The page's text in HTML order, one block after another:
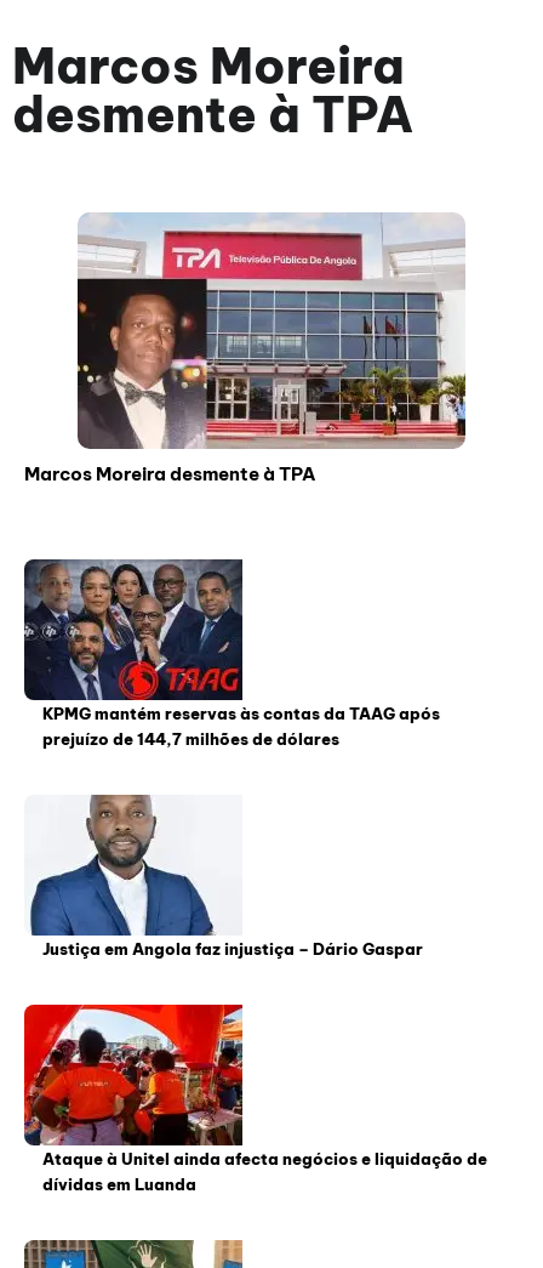
Marcos Moreira
desmente à TPA
Marcos Moreira desmente à TPA
KPMG mantém reservas às contas da TAAG após
prejuízo de 144,7 milhões de dólares
Justiça em Angola faz injustiça – Dário Gaspar
Ataque à Unitel ainda afecta negócios e liquidação de
dívidas em Luanda